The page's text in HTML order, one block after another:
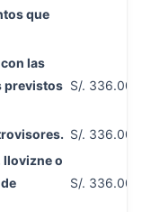
que
las
previstos S/. 336.00
S/. 336.00
llovizne o
S/. 336.00